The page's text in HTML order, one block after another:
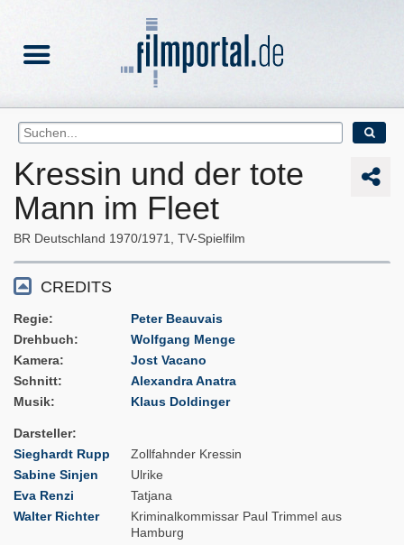
Kressin und der tote
Mann im Fleet
BR Deutschland 1970/1971 TV-Spielfilm
CREDITS
Regie
Peter Beauvais
Drehbuch
Wolfgang Menge
Kamera
Jost Vacano
Schnitt
Alexandra Anatra
Musik
Klaus Doldinger
Darsteller
Sieghardt Rupp
Zollfahnder Kressin
Sabine Sinjen
Ulrike
Eva Renzi
Tatjana
Walter Richter
Kriminalkommissar Paul Trimmel aus
Hamburg